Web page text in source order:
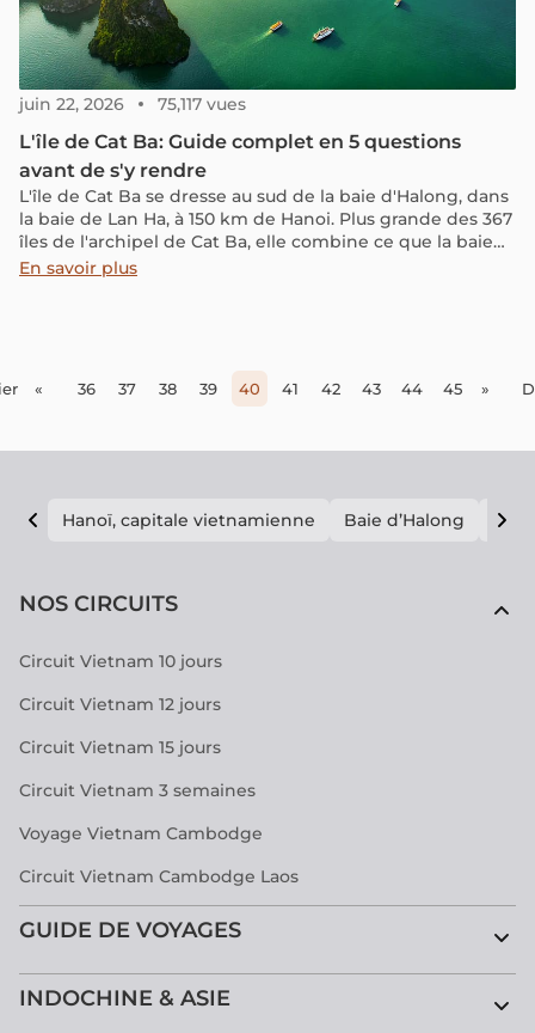
juin 22, 2026 75,117 vues
L'île de Cat Ba: Guide complet en 5 questions
avant de s'y rendre
L'île de Cat Ba se dresse au sud de la baie d'Halong, dans
la baie de Lan Ha, à 150 km de Hanoi. Plus grande des 367
îles de l'archipel de Cat Ba, elle combine ce que la baie
d'Halong seule ne propose pas : un parc national classé
En savoir plus
« 36 37 38 39 40 41 42 43 44 45 »
Hanoï, capitale vietnamienne Baie d’Halong E
NOS CIRCUITS
Circuit Vietnam 10 jours
Circuit Vietnam 12 jours
Circuit Vietnam 15 jours
Circuit Vietnam 3 semaines
Voyage Vietnam Cambodge
Circuit Vietnam Cambodge Laos
GUIDE DE VOYAGES
INDOCHINE & ASIE